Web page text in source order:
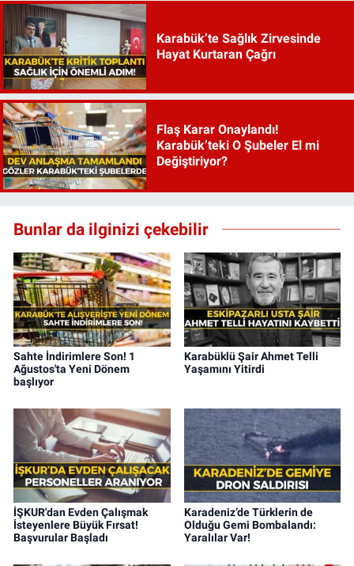
Karabük’te Sağlık Zirvesinde
Hayat Kurtaran Çağrı
Flaş Karar Onaylandı!
Karabük’teki O Şubeler El mi
Değiştiriyor?
Bunlar da ilginizi çekebilir
Sahte İndirimlere Son! 1
Ağustos'ta Yeni Dönem
başlıyor
Karabüklü Şair Ahmet Telli
Yaşamını Yitirdi
İŞKUR'dan Evden Çalışmak
İsteyenlere Büyük Fırsat!
Başvurular Başladı
Karadeniz’de Türklerin de
Olduğu Gemi Bombalandı:
Yaralılar Var!